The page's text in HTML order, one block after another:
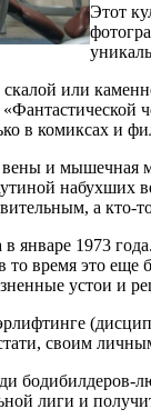
Этот
скалой или
в комиксах и
и мышечная
набухших
а кто-
январе 1973
время это еще
устои и
своим
бодибилдеров-
лиги и